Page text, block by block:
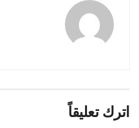
اترك تعليقاً